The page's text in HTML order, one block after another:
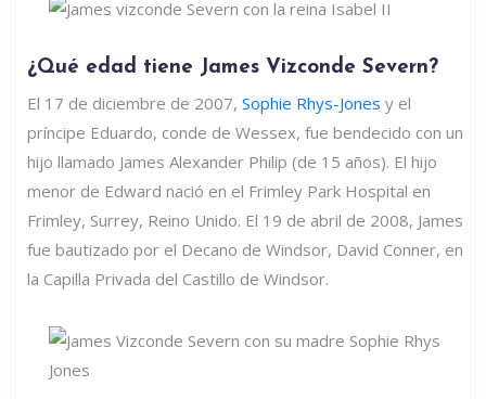
¿Qué edad tiene James Vizconde Severn?
El 17 de diciembre de 2007, Sophie Rhys-Jones y el
príncipe Eduardo, conde de Wessex, fue bendecido con un
hijo llamado James Alexander Philip (de 15 años). El hijo
menor de Edward nació en el Frimley Park Hospital en
Frimley, Surrey, Reino Unido. El 19 de abril de 2008, James
fue bautizado por el Decano de Windsor, David Conner, en
la Capilla Privada del Castillo de Windsor.